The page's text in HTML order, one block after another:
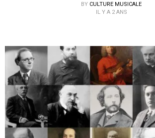
BY CULTURE MUSICALE
IL Y A 2 ANS